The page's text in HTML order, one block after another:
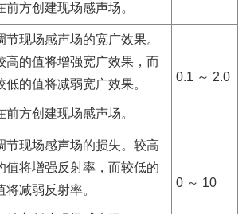
前方创建现场感声场。
节现场感声场的宽广效果。
高的值将增强宽广效果，而
低的值将减弱宽广效果。
前方创建现场感声场。
0.1 ～ 2.0
节现场感声场的损失。较高
值将增强反射率，而较低的
将减弱反射率。
0 ～ 10